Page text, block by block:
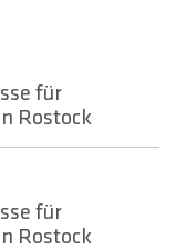
für
Rostock
für
Rostock